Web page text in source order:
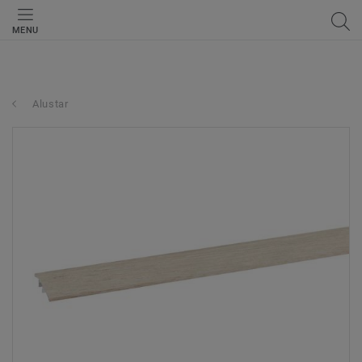
MENU
Alustar